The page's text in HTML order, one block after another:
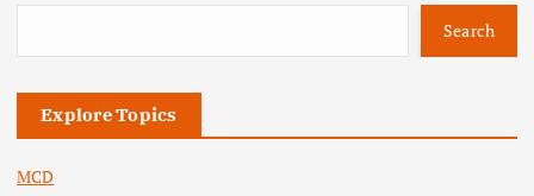
Search
Explore Topics
MCD